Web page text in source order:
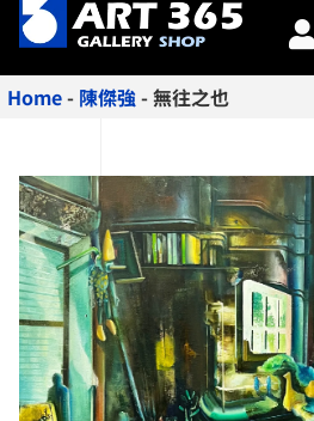
Home- 陳傑強-無往之也